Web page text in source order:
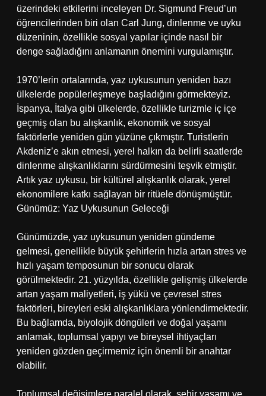
üzerindeki etkilerini inceleyen Dr. Sigmund Freud’un
öğrencilerinden biri olan Carl Jung, dinlenme ve uyku
düzeninin, özellikle sosyal yapılar içinde nasıl bir
denge sağladığını anlamanın önemini vurgulamıştır.
1970’lerin ortalarında, yaz uykusunun yeniden bazı
ülkelerde popülerleşmeye başladığını görmekteyiz.
İspanya, İtalya gibi ülkelerde, özellikle turizmle iç içe
geçmiş olan bu alışkanlık, ekonomik ve sosyal
faktörlerle yeniden gün yüzüne çıkmıştır. Turistlerin
Akdeniz’e akın etmesi, yerel halkın da belirli saatlerde
dinlenme alışkanlıklarını sürdürmesini teşvik etmiştir.
Artık yaz uykusu, bir kültürel alışkanlık olarak, yerel
ekonomilere katkı sağlayan bir ritüele dönüşmüştür.
Günümüz: Yaz Uykusunun Geleceği
Günümüzde, yaz uykusunun yeniden gündeme
gelmesi, genellikle büyük şehirlerin hızla artan stres ve
hızlı yaşam temposunun bir sonucu olarak
görülmektedir. 21. yüzyılda, özellikle gelişmiş ülkelerde
artan yaşam maliyetleri, iş yükü ve çevresel stres
faktörleri, bireyleri eski alışkanlıklara yönlendirmektedir.
Bu bağlamda, biyolojik döngüleri ve doğal yaşamı
anlamak, toplumsal yapıyı ve bireysel ihtiyaçları
yeniden gözden geçirmemiz için önemli bir anahtar
olabilir.
Toplumsal değişimlere paralel olarak, şehir yaşamı ve